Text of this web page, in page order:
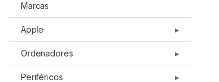
Marcas
Apple
iPad
Airport y Apple TV
Ordenadores
Ordenadores KvX
Periféricos